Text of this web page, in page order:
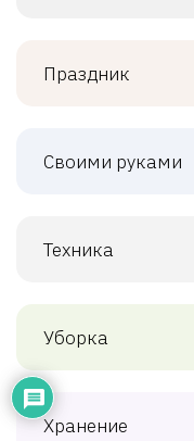
Праздник
Своими руками
Техника
Уборка
Хранение